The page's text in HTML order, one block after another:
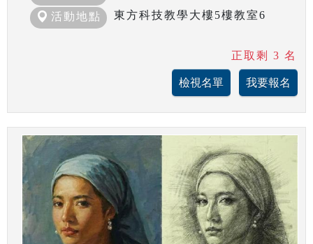
活動地點 東方科技教學大樓5樓教室6
正取剩 3 名